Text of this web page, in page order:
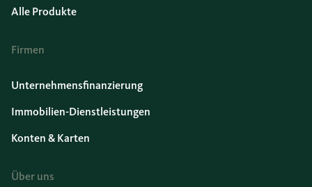
Alle Produkte
Firmen
Unternehmensfinanzierung
Immobilien-Dienstleistungen
Konten & Karten
Über uns